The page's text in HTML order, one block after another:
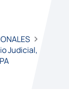
Judicial,